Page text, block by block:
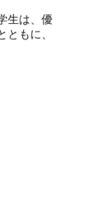
生は、優
もに、